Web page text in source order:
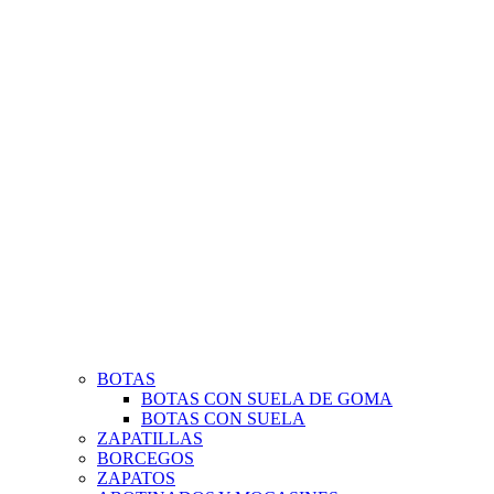
BOTAS
BOTAS CON SUELA DE GOMA
BOTAS CON SUELA
ZAPATILLAS
BORCEGOS
ZAPATOS